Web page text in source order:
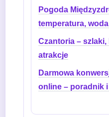
Pogoda
temperatura,
Czantoria –
atrakcje
Darmowa
online – poradnik